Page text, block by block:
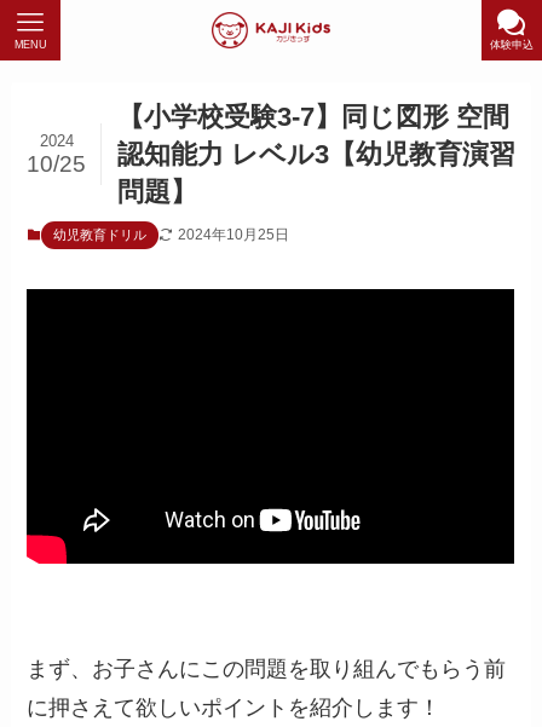
体験申込
MENU
【小学校受験3-7】同じ図形 空間
認知能力 レベル3【幼児教育演習
問題】
2024
10/25
幼児教育ドリル 2024年10月25日
まず、お子さんにこの問題を取り組んでもらう前
に押さえて欲しいポイントを紹介します！